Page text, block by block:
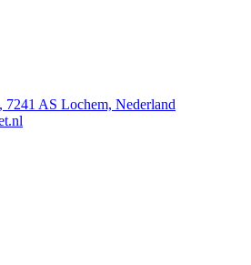
7241 AS Lochem, Nederland